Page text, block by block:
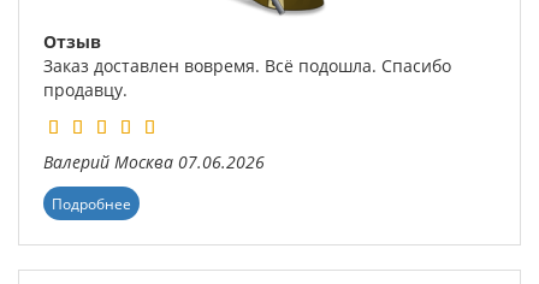
Отзыв
Заказ доставлен вовремя. Всё подошла. Спасибо
продавцу.
Валерий Москва 07.06.2026
Подробнее